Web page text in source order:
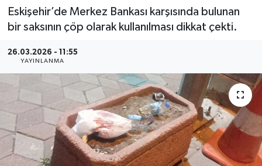
Eskişehir’de Merkez Bankası karşısında bulunan
bir saksının çöp olarak kullanılması dikkat çekti.
26.03.2026 - 11:55
YAYINLANMA
Kültür & Sanat
Sağlık
Siyaset
Spor
Süper Lig Puan Durumu ve Fikstür
Haber Arşivi